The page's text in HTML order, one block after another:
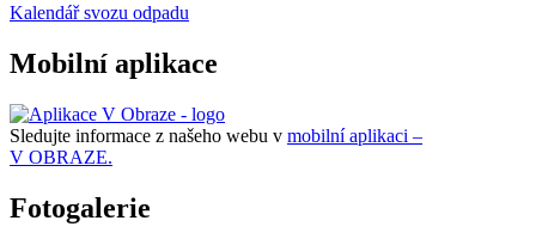
Kalendář svozu odpadu
Mobilní aplikace
Sledujte informace z našeho webu v mobilní aplikaci –
V OBRAZE.
Fotogalerie